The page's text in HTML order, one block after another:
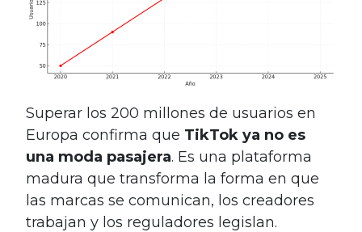
Superar los 200 millones de usuarios en
Europa confirma que TikTok ya no es
una moda pasajera. Es una plataforma
madura que transforma la forma en que
las marcas se comunican, los creadores
trabajan y los reguladores legislan.